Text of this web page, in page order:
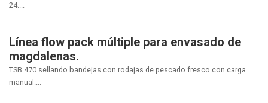
24....
Línea flow pack múltiple para envasado de
magdalenas.
TSB 470 sellando bandejas con rodajas de pescado fresco con carga
manual....